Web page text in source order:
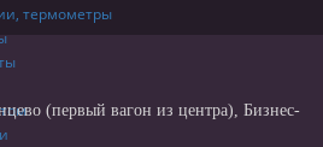
термометры
(первый вагон из центра), Бизнес-